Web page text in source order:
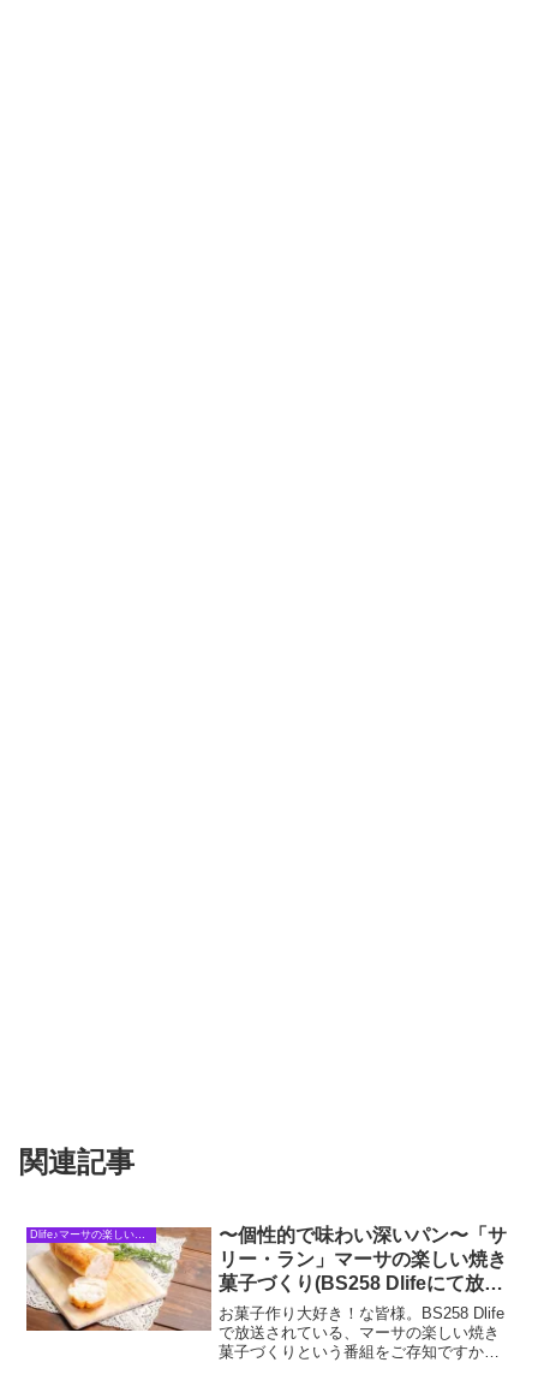
関連記事
Dlife♪マーサの楽しい焼き菓子づくり
〜個性的で味わい深いパン〜「サ
リー・ラン」マーサの楽しい焼き
菓子づくり(BS258 Dlifeにて放送)
を日本人にもわかりやすく。
お菓子作り大好き！な皆様。BS258 Dlife
で放送されている、マーサの楽しい焼き
菓子づくりという番組をご存知ですか？